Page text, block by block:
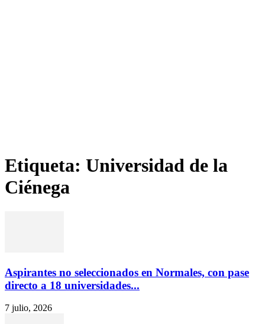
Etiqueta: Universidad de la
Ciénega
Aspirantes no seleccionados en Normales, con pase
directo a 18 universidades...
7 julio, 2026